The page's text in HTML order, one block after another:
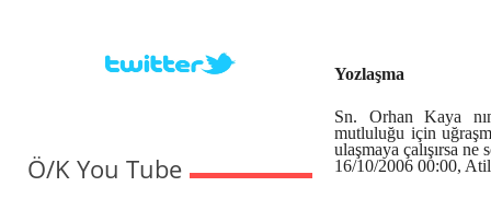
Ö/K You Tube
Yozlaşma
Sn. Orhan Kaya
mutluluğu için
ulaşmaya çalışırsa
16/10/2006 00:00,